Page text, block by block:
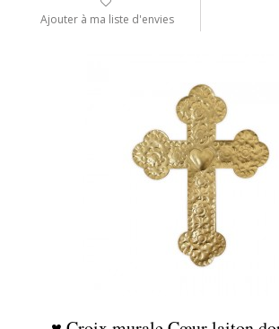
Ajouter à ma liste d'envies